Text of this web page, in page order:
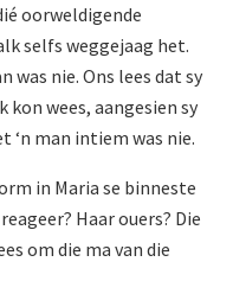
oorweldigende
selfs weggejaag het.
was nie. Ons lees dat sy
wees, aangesien sy
‘n man intiem was nie.
in Maria se binneste
Haar ouers? Die
om die ma van die